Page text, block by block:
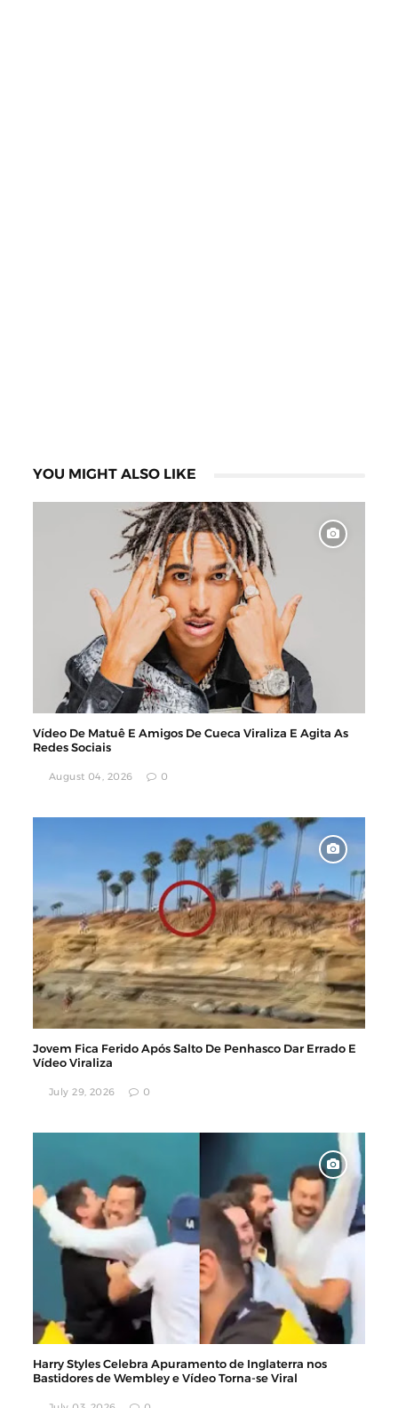
YOU MIGHT ALSO LIKE
Vídeo De Matuê E Amigos De Cueca Viraliza E Agita As
Redes Sociais
August 04, 2026 0
Jovem Fica Ferido Após Salto De Penhasco Dar Errado E
Vídeo Viraliza
July 29, 2026 0
Harry Styles Celebra Apuramento de Inglaterra nos
Bastidores de Wembley e Vídeo Torna-se Viral